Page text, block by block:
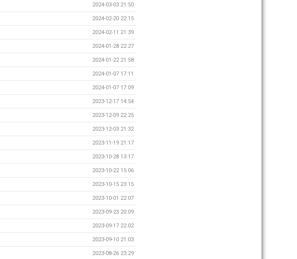
2024-03-03 21:50
2024-02-20 22:15
2024-02-11 21:39
2024-01-28 22:27
2024-01-22 21:58
2024-01-07 17:11
2024-01-07 17:09
2023-12-17 14:54
2023-12-09 22:25
2023-12-03 21:32
2023-11-19 21:17
2023-10-28 13:17
2023-10-22 15:06
2023-10-15 23:15
2023-10-01 22:07
2023-09-23 20:09
2023-09-17 22:02
2023-09-10 21:03
2023-08-26 23:29